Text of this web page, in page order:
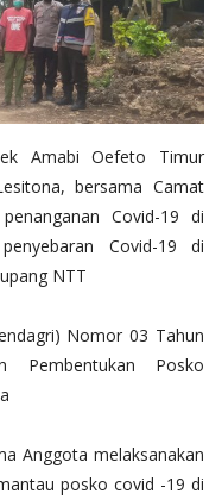
Amabi Oefeto Timur
bersama Camat
Covid-19 di
Covid-19 di
NTT
Nomor 03 Tahun
Posko
Anggota melaksanakan
posko covid -19 di